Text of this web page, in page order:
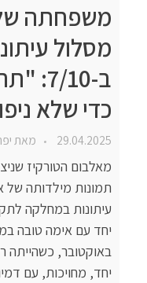
משפחתה של
מסלול
ב-7/
כדי שלא
29.04.2025 מאת
מאלבום הטורקיז
תמונות מילדותה של
עיתונות במחלקה
יחד עם אימה טובה
יחד, מחויכות, עם